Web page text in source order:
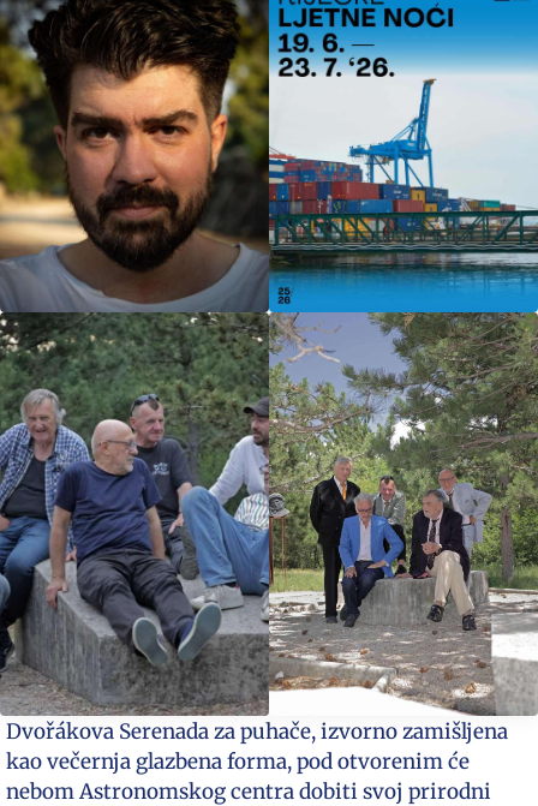
Dvořákova Serenada za puhače, izvorno zamišljena
kao večernja glazbena forma, pod otvorenim će
nebom Astronomskog centra dobiti svoj prirodni